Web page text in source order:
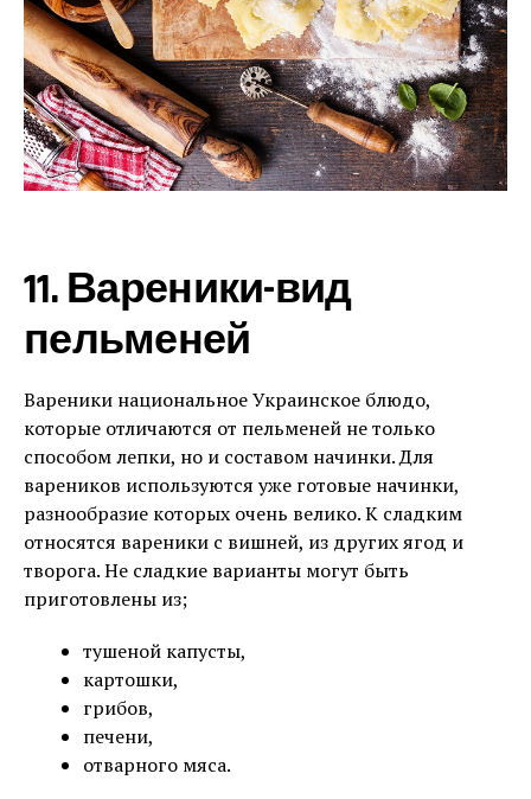
11. Вареники-вид
пельменей
Вареники национальное Украинское блюдо,
которые отличаются от пельменей не только
способом лепки, но и составом начинки. Для
вареников используются уже готовые начинки,
разнообразие которых очень велико. К сладким
относятся вареники с вишней, из других ягод и
творога. Не сладкие варианты могут быть
приготовлены из;
тушеной капусты,
картошки,
грибов,
печени,
отварного мяса.